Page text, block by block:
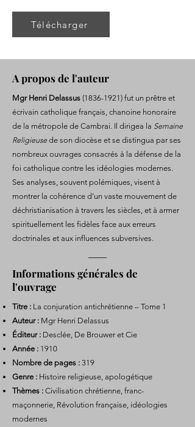
Télécharger
A propos de l'auteur
Mgr Henri Delassus (1836-1921) fut un prêtre et
écrivain catholique français, chanoine honoraire
de la métropole de Cambrai. Il dirigea la Semaine
Religieuse de son diocèse et se distingua par ses
nombreux ouvrages consacrés à la défense de la
foi catholique contre les idéologies modernes.
Ses analyses, souvent polémiques, visent à
montrer la cohérence d’un vaste mouvement de
déchristianisation à travers les siècles, et à armer
spirituellement les fidèles face aux erreurs
doctrinales et aux influences subversives.
Informations générales de
l'ouvrage
Titre : La conjuration antichrétienne – Tome 1
Auteur : Mgr Henri Delassus
Éditeur : Desclée, De Brouwer et Cie
Année : 1910
Nombre de pages : 319
Genre : Histoire religieuse, apologétique
Thèmes : Civilisation chrétienne, franc-
maçonnerie, Révolution française, idéologies
modernes